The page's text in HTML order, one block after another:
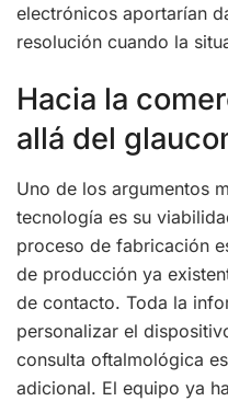
electrónicos aportarían
resolución cuando la
Hacia la
allá del
Uno de los argumentos
tecnología es su
proceso de fabricación
de producción ya
de contacto. Toda la
personalizar el
consulta oftalmológica
adicional. El equipo ya